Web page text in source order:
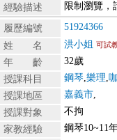
經驗描述
限制瀏覽
履歷編號 51924366
姓 名
洪小姐 可試
年 齡
32歲
授課科目
鋼琴,樂理,
授課地區
嘉義市,
授課對象
不拘
家教經驗
鋼琴10~11